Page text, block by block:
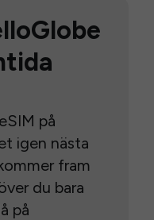
på
igen nästa
fram
du bara
på